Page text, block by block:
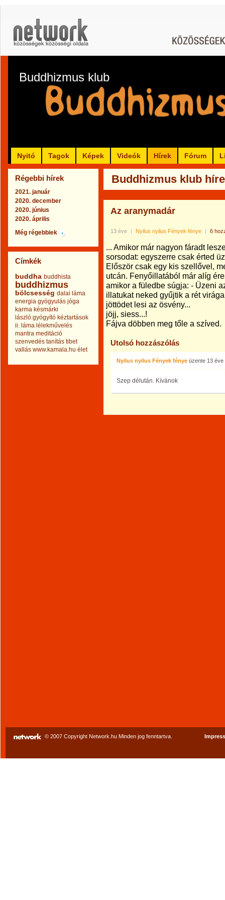
Buddhizmus klub
Nyitó Tagok Képek Videók Hírek Fórum
Régebbi hírek
2021. január
2020. december
2020. június
2020. április
Még régebbiek
Címkék
buddha buddhista
buddhizmus
bölcsesség dalai láma
energia gyógyulás jóga
karma késmárki
lászló:gyógyító kéztartások
ii. láma lélekművelés
mantra meditáció
szenvedés tanítás tibet
vallás www.kamala.hu élet
Buddhizmus klub
Az aranymadár
13 éve | Nyilus nyilus Fények fénye | 6
... Amikor már nagyon fáradt
sorsodat: egyszerre csak érted
Először csak egy kis szellővel,
utcán. Fenyőillatából már alíg
amikor a füledbe súgja: - Üzeni
illatukat neked gyűjtik a rét
jöttödet lesi az ösvény...
jöjj, siess...!
Fájva döbben meg tőle a szíved.
Utolsó hozzászólás
Nyilus nyilus Fények fénye üzente 13 éve
Szep délután. Kívánok
© 2007 Copyright Network.hu Minden jog fenntartva.